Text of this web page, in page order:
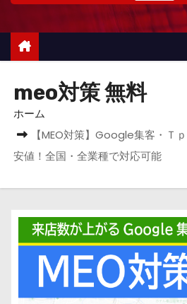
meo対策 無料
ホーム
【MEO対策】Google集客・Ｔ
安値！全国・全業種で対応可能